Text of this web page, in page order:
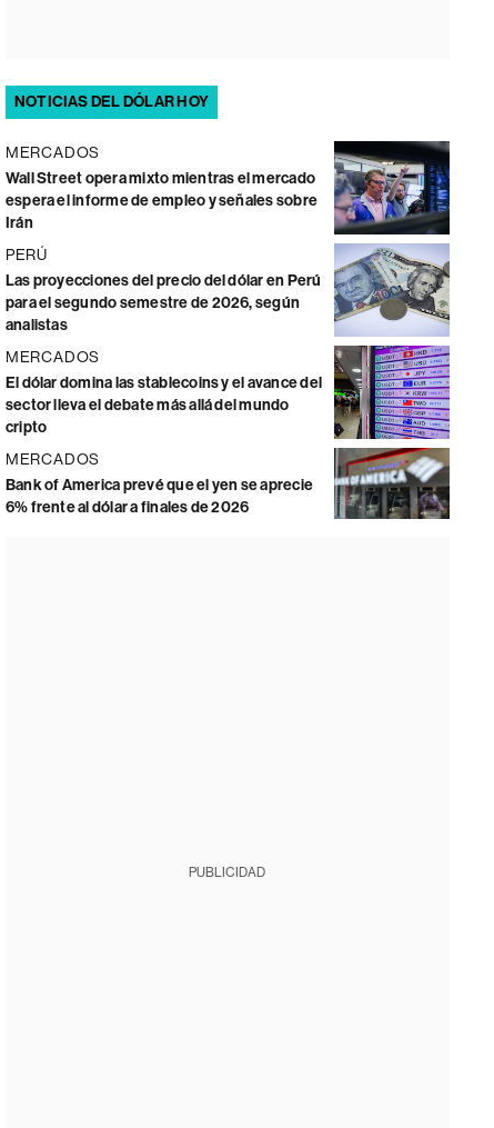
NOTICIAS DEL DÓLAR HOY
MERCADOS
Wall Street opera mixto mientras el mercado
espera el informe de empleo y señales sobre
Irán
PERÚ
Las proyecciones del precio del dólar en Perú
para el segundo semestre de 2026, según
analistas
MERCADOS
El dólar domina las stablecoins y el avance del
sector lleva el debate más allá del mundo
cripto
MERCADOS
Bank of America prevé que el yen se aprecie
6% frente al dólar a finales de 2026
PUBLICIDAD